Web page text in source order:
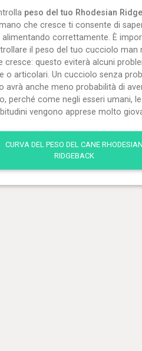
peso del tuo Rhodesian
che cresce ti consente di
alimentando correttamente. È
il peso del tuo cucciolo man
cresce: questo eviterà alcuni
o articolari. Un cucciolo senza
avrà anche meno probabilità di
perché come negli esseri umani,
vengono apprese molto
CURVA DEL PESO DEL CANE RHODESIAN
RIDGEBACK